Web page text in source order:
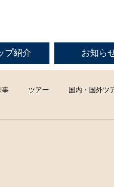
プ紹介 お知ら
事 ツアー 国内・国外ツ